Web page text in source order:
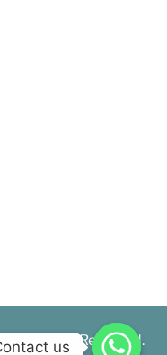
All Rights Reserved.
us
us